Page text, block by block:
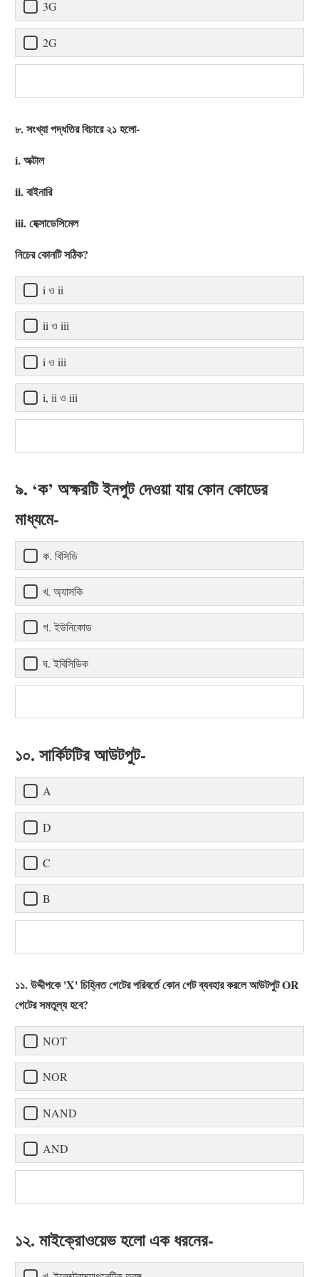
3G
2G
৮. সংখ্যা পদ্ধতির বিচারে ২১ হলো-
i. অক্টাল
ii. বাইনারি
iii. হেক্সাডেসিমেল
নিচের কোনটি সঠিক?
i ও ii
ii ও iii
i ও iii
i, ii ও iii
৯. ‘ক’ অক্ষরটি ইনপুট দেওয়া যায় কোন কোডের
মাধ্যমে-
ক. বিসিডি
খ. অ্যাসকি
গ. ইউনিকোড
ঘ. ইবিসিডিক
১০. সার্কিটটির আউটপুট-
A
D
C
B
১১. উদ্দীপকে 'X' চিহ্নিত গেটের পরিবর্তে কোন গেট ব্যবহার করলে আউটপুট OR
গেটের সমতুল্য হবে?
NOT
NOR
NAND
AND
১২. মাইক্রোওয়েভ হলো এক ধরনের-